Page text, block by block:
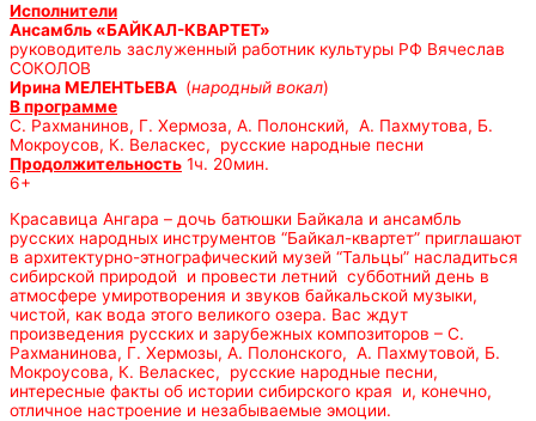
Исполнители
Ансамбль «БАЙКАЛ-КВАРТЕТ»
руководитель заслуженный работник культуры РФ Вячеслав
СОКОЛОВ
Ирина МЕЛЕНТЬЕВА (народный вокал)
В программе
С. Рахманинов, Г. Хермоза, А. Полонский, А. Пахмутова, Б.
Мокроусов, К. Веласкес, русские народные песни
Продолжительность 1ч. 20мин.
6+
Красавица Ангара – дочь батюшки Байкала и ансамбль
русских народных инструментов “Байкал-квартет” приглашают
в архитектурно-этнографический музей “Тальцы” насладиться
сибирской природой и провести летний субботний день в
атмосфере умиротворения и звуков байкальской музыки,
чистой, как вода этого великого озера. Вас ждут
произведения русских и зарубежных композиторов – С.
Рахманинова, Г. Хермозы, А. Полонского, А. Пахмутовой, Б.
Мокроусова, К. Веласкес, русские народные песни,
интересные факты об истории сибирского края и, конечно,
отличное настроение и незабываемые эмоции.